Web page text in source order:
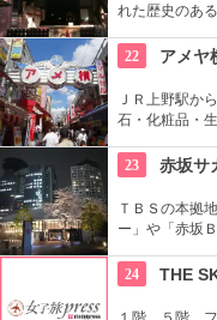
れた歴史のあ
購入してみて
22 アメヤ
ＪＲ上野駅か
石・化粧品・
叩き売りがあ
23 赤坂サ
ＴＢＳの本拠
ー」や「赤坂
24
THE